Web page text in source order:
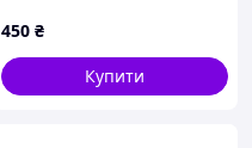
450 ₴
Купити